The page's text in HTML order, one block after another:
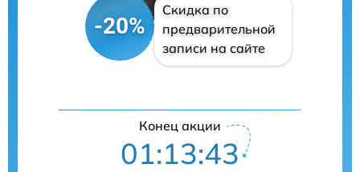
-20%
Скидка по
предварительной
записи на сайте
Конец акции
01:13:42